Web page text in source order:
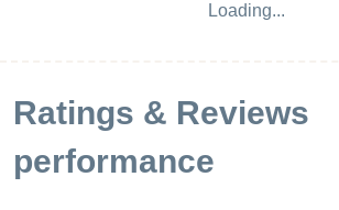
Loading...
Ratings & Reviews
performance